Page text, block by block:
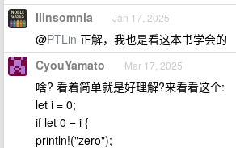
IIInsomnia Jan 17, 2025
@PTLin 正解，我也是看这本书学会的
CyouYamato Mar 17, 2025
啥? 看着简单就是好理解?来看看这个:
let i = 0;
if let 0 = i {
println!("zero");